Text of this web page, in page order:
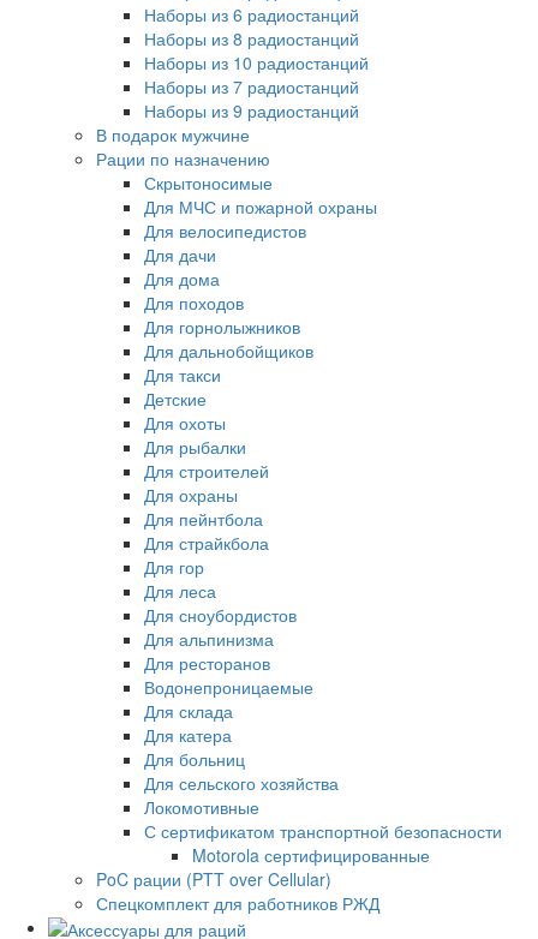
Наборы из 6 радиостанций
Наборы из 8 радиостанций
Наборы из 10 радиостанций
Наборы из 7 радиостанций
Наборы из 9 радиостанций
В подарок мужчине
Рации по назначению
Скрытоносимые
Для МЧС и пожарной охраны
Для велосипедистов
Для дачи
Для дома
Для походов
Для горнолыжников
Для дальнобойщиков
Для такси
Детские
Для охоты
Для рыбалки
Для строителей
Для охраны
Для пейнтбола
Для страйкбола
Для гор
Для леса
Для сноубордистов
Для альпинизма
Для ресторанов
Водонепроницаемые
Для склада
Для катера
Для больниц
Для сельского хозяйства
Локомотивные
С сертификатом транспортной безопасности
Motorola сертифицированные
PoC рации (PTT over Cellular)
Спецкомплект для работников РЖД